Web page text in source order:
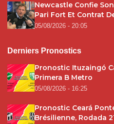
Newcastle Confie
Pari Fort Et Contrat
05/08/2026 - 20:05
Derniers Pronostics
Pronostic Ituzaingó
Primera B Metro
05/08/2026 - 16:25
Pronostic Ceará
Brésilienne, Rodada